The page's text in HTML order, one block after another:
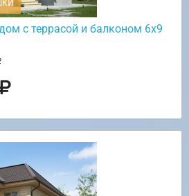
с террасой и балконом 6х9